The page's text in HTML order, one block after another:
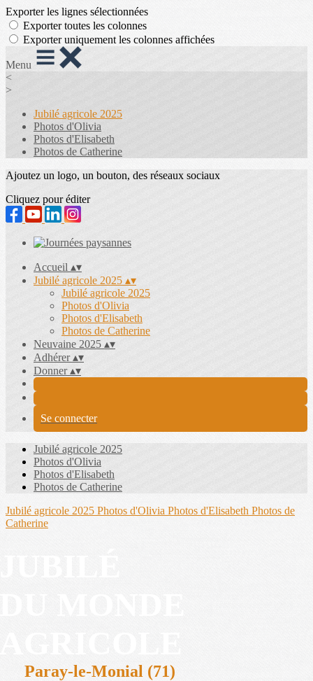
Exporter les lignes sélectionnées
Exporter toutes les colonnes
Exporter uniquement les colonnes affichées
Menu
<
>
Jubilé agricole 2025
Photos d'Olivia
Photos d'Elisabeth
Photos de Catherine
Ajoutez un logo, un bouton, des réseaux sociaux
Cliquez pour éditer
Accueil ▴▾
Jubilé agricole 2025 ▴▾
Jubilé agricole 2025
Photos d'Olivia
Photos d'Elisabeth
Photos de Catherine
Neuvaine 2025 ▴▾
Adhérer▴▾
Donner▴▾
Se connecter
Jubilé agricole 2025
Photos d'Olivia
Photos d'Elisabeth
Photos de Catherine
Jubilé agricole 2025 Photos d'Olivia Photos d'Elisabeth Photos de
Catherine
le-Monial (71)